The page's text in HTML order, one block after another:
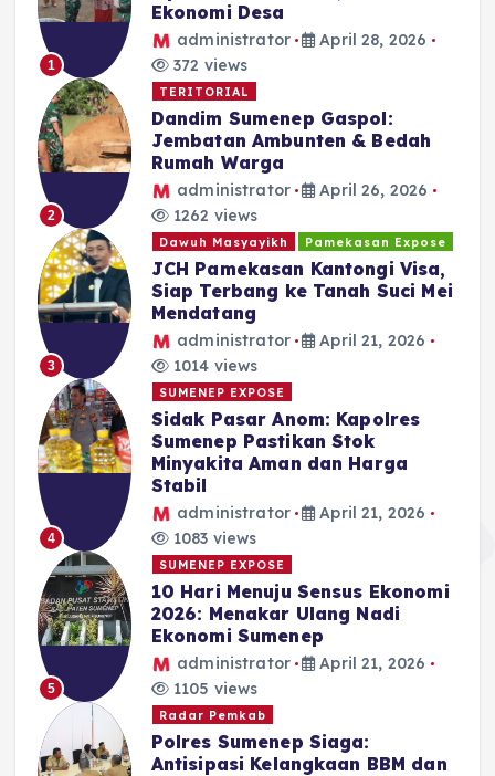
1
Ekonomi Desa
administrator
April 28, 2026
372 views
2
TERITORIAL
Dandim Sumenep Gaspol:
Jembatan Ambunten & Bedah
Rumah Warga
administrator
April 26, 2026
1262 views
3
Dawuh Masyayikh Pamekasan Expose
JCH Pamekasan Kantongi Visa,
Siap Terbang ke Tanah Suci Mei
Mendatang
administrator
April 21, 2026
1014 views
4
SUMENEP EXPOSE
Sidak Pasar Anom: Kapolres
Sumenep Pastikan Stok
Minyakita Aman dan Harga
Stabil
administrator
April 21, 2026
1083 views
5
SUMENEP EXPOSE
10 Hari Menuju Sensus Ekonomi
2026: Menakar Ulang Nadi
Ekonomi Sumenep
administrator
April 21, 2026
1105 views
Radar Pemkab
Polres Sumenep Siaga:
Antisipasi Kelangkaan BBM dan